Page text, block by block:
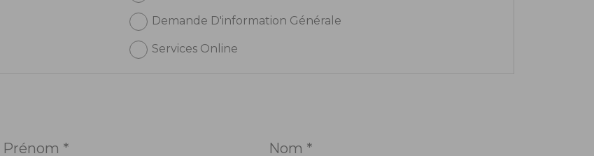
Demande D'information Générale
Services Online
Prénom * Nom *